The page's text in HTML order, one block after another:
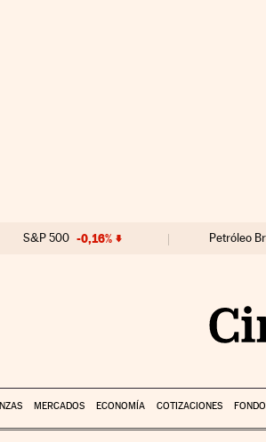
S&P 500 -0,16% Petróleo
MERCADOS ECONOMÍA COTIZACIONES